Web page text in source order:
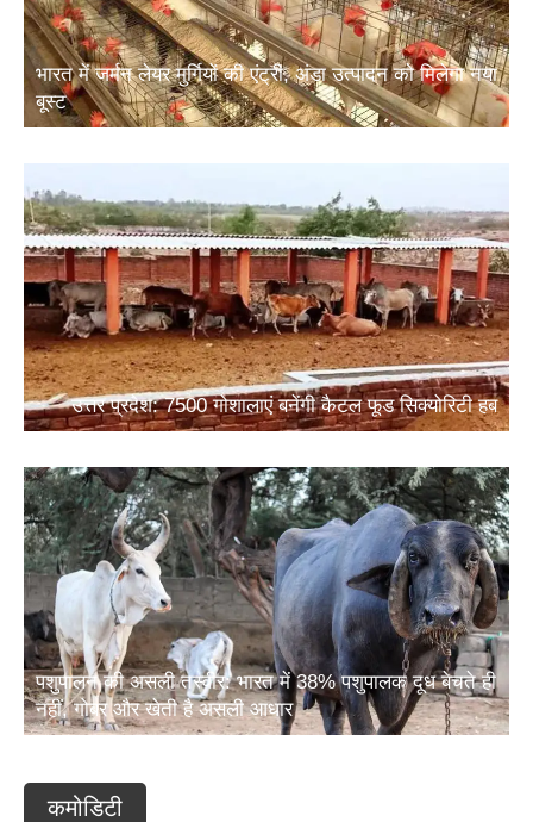
भारत में जर्मन लेयर मुर्गियों की एंट्री, अंडा उत्पादन को मिलेगा नया
बूस्ट
उत्तर प्रदेश: 7500 गोशालाएं बनेंगी कैटल फूड सिक्योरिटी हब
पशुपालन की असली तस्वीर: भारत में 38% पशुपालक दूध बेचते ही
नहीं, गोबर और खेती है असली आधार
कमोडिटी